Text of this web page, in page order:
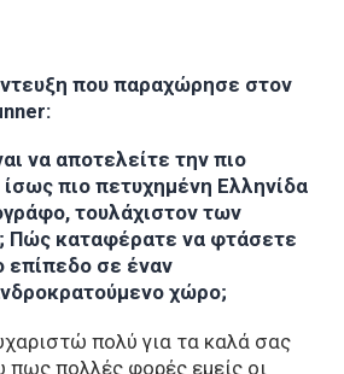
που παραχώρησε στον
να αποτελείτε την πιο
ίσως πιο πετυχημένη Ελληνίδα
τουλάχιστον των
Πώς καταφέρατε να φτάσετε
επίπεδο σε έναν
χώρο;
πολύ για τα καλά σας
πως πολλές φορές εμείς οι